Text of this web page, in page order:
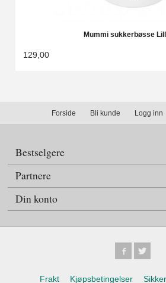
Mummi sukkerbøsse
129,00
Forside Bli kunde Logg inn
Bestselgere
Partnere
Din konto
Frakt Kjøpsbetingelser